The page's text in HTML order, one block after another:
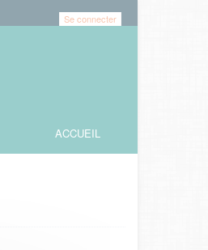
Se connecter
ACCUEIL